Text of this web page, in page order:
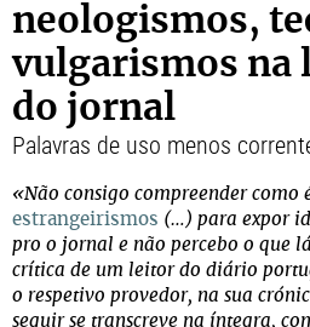
neologismos,
vulgarismos na
do jornal
Palavras de uso menos
«Não con­sigo com­pre­en­der como
estran­gei­ris­mos (…) para expor
pro o jor­nal e não per­cebo o que
crítica de um leitor do diário
o respetivo provedor, na sua
seguir se transcreve na íntegra,